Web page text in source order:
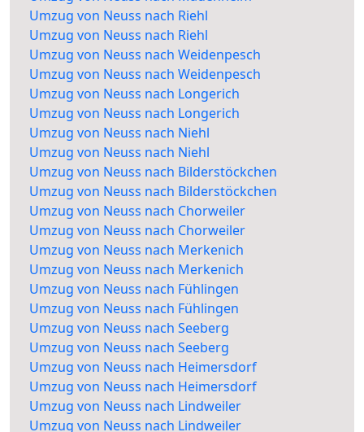
Umzug von Neuss nach Riehl
Umzug von Neuss nach Riehl
Umzug von Neuss nach Weidenpesch
Umzug von Neuss nach Weidenpesch
Umzug von Neuss nach Longerich
Umzug von Neuss nach Longerich
Umzug von Neuss nach Niehl
Umzug von Neuss nach Niehl
Umzug von Neuss nach Bilderstöckchen
Umzug von Neuss nach Bilderstöckchen
Umzug von Neuss nach Chorweiler
Umzug von Neuss nach Chorweiler
Umzug von Neuss nach Merkenich
Umzug von Neuss nach Merkenich
Umzug von Neuss nach Fühlingen
Umzug von Neuss nach Fühlingen
Umzug von Neuss nach Seeberg
Umzug von Neuss nach Seeberg
Umzug von Neuss nach Heimersdorf
Umzug von Neuss nach Heimersdorf
Umzug von Neuss nach Lindweiler
Umzug von Neuss nach Lindweiler